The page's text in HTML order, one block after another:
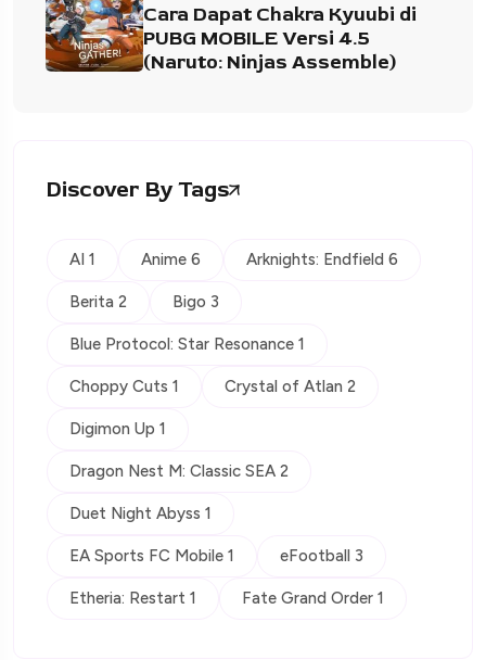
Cara Dapat Chakra Kyuubi di
PUBG MOBILE Versi 4.5
(Naruto: Ninjas Assemble)
Discover By Tags
AI 1 Anime 6 Arknights: Endfield 6
Berita 2 Bigo 3
Blue Protocol: Star Resonance 1
Choppy Cuts 1 Crystal of Atlan 2
Digimon Up 1
Dragon Nest M: Classic SEA 2
Duet Night Abyss 1
EA Sports FC Mobile 1 eFootball 3
Etheria: Restart 1 Fate Grand Order 1